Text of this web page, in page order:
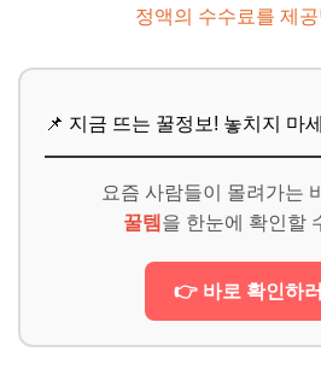
정액의 수수료를 제
📌 지금 뜨는 꿀정보! 놓치지 마
요즘 사람들이 몰려가는
꿀템 을 한눈에 확인할
👉 바로 확인하러